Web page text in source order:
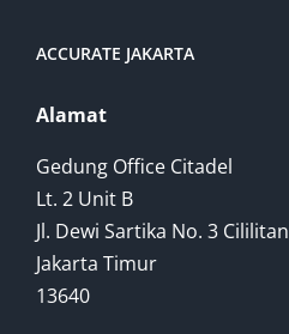
ACCURATE JAKARTA
Alamat
Gedung Office Citadel
Lt. 2 Unit B
Jl. Dewi Sartika No. 3 Cililitan
Jakarta Timur
13640